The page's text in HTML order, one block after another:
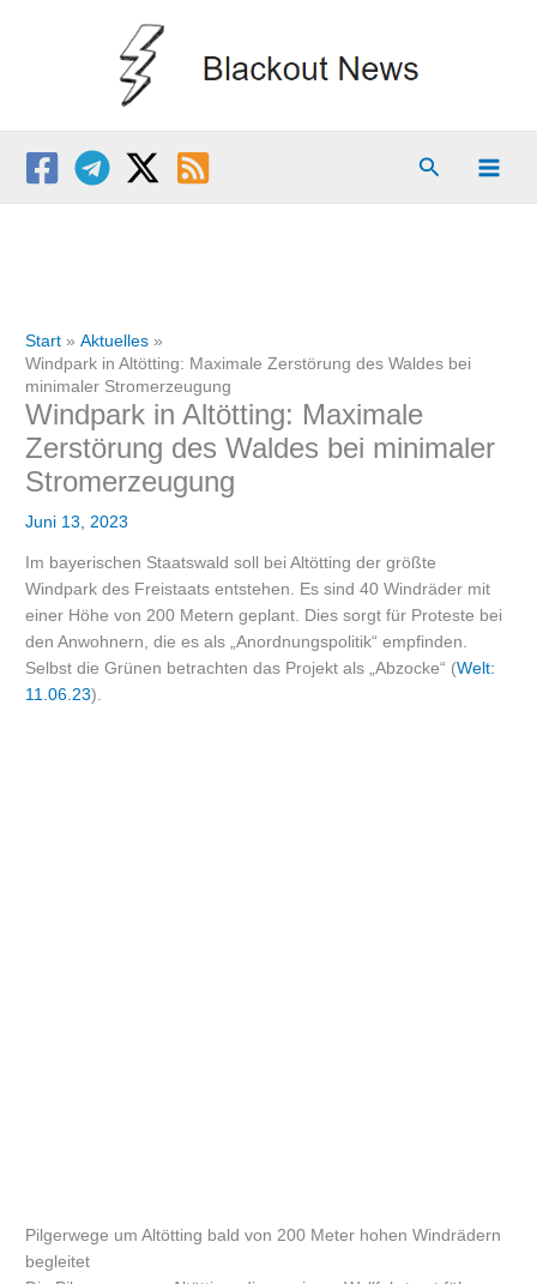
Suchen
Start
Aktuelles
Windpark in Altötting: Maximale Zerstörung des Waldes bei
minimaler Stromerzeugung
Windpark in Altötting: Maximale
Zerstörung des Waldes bei minimaler
Stromerzeugung
Juni 13, 2023
Im bayerischen Staatswald soll bei Altötting der größte
Windpark des Freistaats entstehen. Es sind 40 Windräder mit
einer Höhe von 200 Metern geplant. Dies sorgt für Proteste bei
den Anwohnern, die es als „Anordnungspolitik“ empfinden.
Selbst die Grünen betrachten das Projekt als „Abzocke“ (Welt:
11.06.23).
Pilgerwege um Altötting bald von 200 Meter hohen Windrädern
begleitet